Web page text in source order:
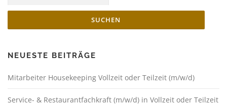
NEUESTE BEITRÄGE
Mitarbeiter Housekeeping Vollzeit oder Teilzeit (m/w/d)
Service- & Restaurantfachkraft (m/w/d) in Vollzeit oder Teilzeit